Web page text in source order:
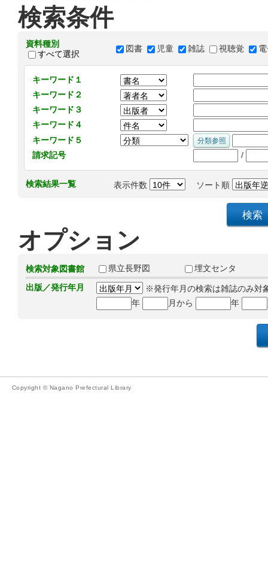
検索条件
資料種別
すべて選択
図書 児童 雑誌 視聴覚
キーワード１
キーワード２
キーワード３
キーワード４
キーワード５
請求記号
/
検索結果一覧 表示件数 ソート順
オプション
検索対象図書館 県立長野図
埋文センタ
出版／発行年月
※発行年月の検索は雑誌のみ対
年
月から 年
Copyright © Nagano Prefectural Library